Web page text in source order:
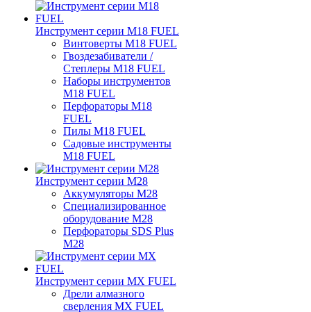
Инструмент серии M18 FUEL
Винтоверты M18 FUEL
Гвоздезабиватели /
Степлеры M18 FUEL
Наборы инструментов
M18 FUEL
Перфораторы M18
FUEL
Пилы M18 FUEL
Садовые инструменты
M18 FUEL
Инструмент серии M28
Аккумуляторы M28
Специализированное
оборудование M28
Перфораторы SDS Plus
M28
Инструмент серии MX FUEL
Дрели алмазного
сверления MX FUEL